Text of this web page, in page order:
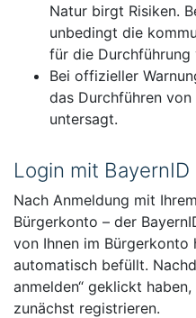
Natur birgt Risiken.
unbedingt die
für die Durchführung
Bei offizieller
das Durchführen
untersagt.
Login mit BayernID
Nach Anmeldung mit
Bürgerkonto – der
von Ihnen im Bürgerkonto
automatisch befüllt.
anmelden“ geklickt
zunächst registrieren.